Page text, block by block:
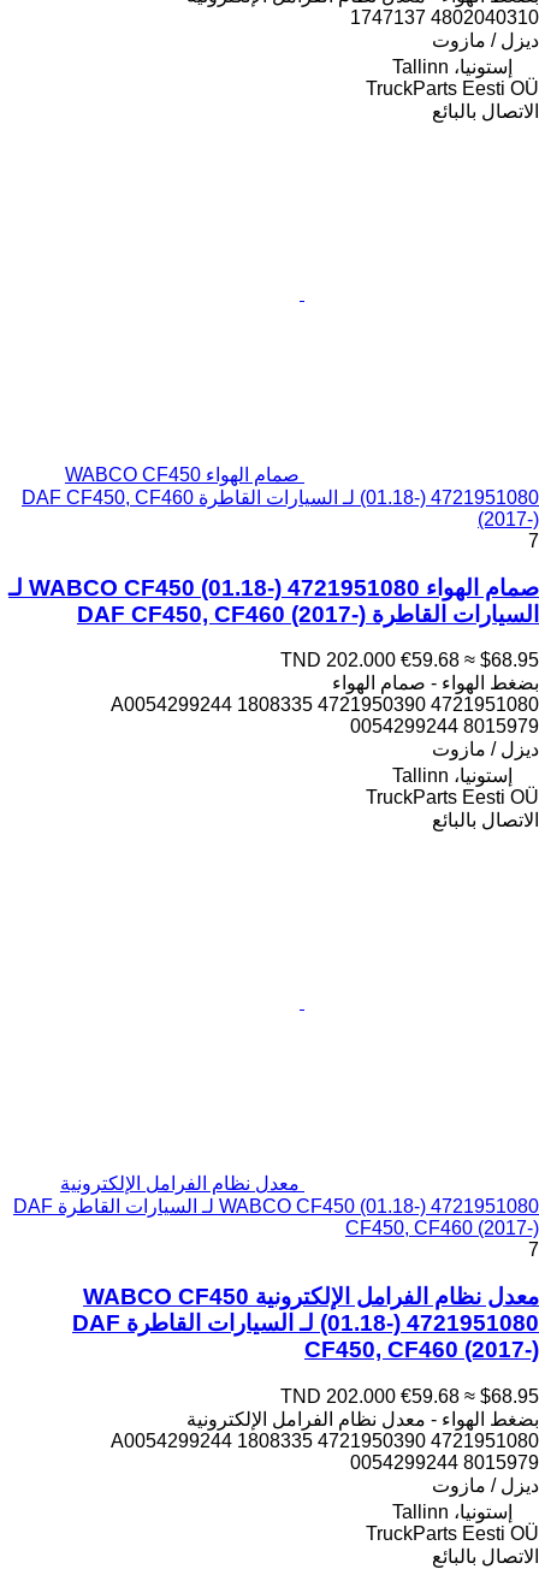
4802040310 1747137
ديزل / مازوت
إستونيا، Tallinn
TruckParts Eesti OÜ
الاتصال بالبائع
صمام الهواء WABCO CF450
(01.18-) 4721951080 لـ السيارات القاطرة DAF CF450, CF460
(2017-)
7
صمام الهواء WABCO CF450 (01.18-) 4721951080 لـ
السيارات القاطرة DAF CF450, CF460 (2017-)
TND 202.000 €59.68 ≈ $68.95
بضغط الهواء - صمام الهواء
4721951080 4721950390 A0054299244 1808335
0054299244 8015979
ديزل / مازوت
إستونيا، Tallinn
TruckParts Eesti OÜ
الاتصال بالبائع
معدل نظام الفرامل الإلكترونية
WABCO CF450 (01.18-) 4721951080 لـ السيارات القاطرة DAF
CF450, CF460 (2017-)
7
معدل نظام الفرامل الإلكترونية WABCO CF450
(01.18-) 4721951080 لـ السيارات القاطرة DAF
CF450, CF460 (2017-)
TND 202.000 €59.68 ≈ $68.95
بضغط الهواء - معدل نظام الفرامل الإلكترونية
4721951080 4721950390 A0054299244 1808335
0054299244 8015979
ديزل / مازوت
إستونيا، Tallinn
TruckParts Eesti OÜ
الاتصال بالبائع